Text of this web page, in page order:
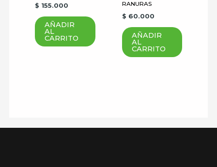
$ 155.000
AÑADIR
AL
CARRITO
RANURAS
$ 60.000
AÑADIR
AL
CARRITO